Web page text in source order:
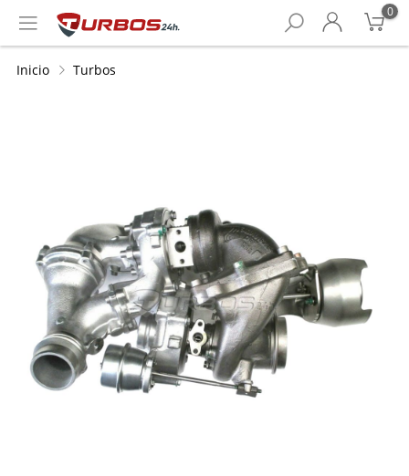
0
Inicio Turbos